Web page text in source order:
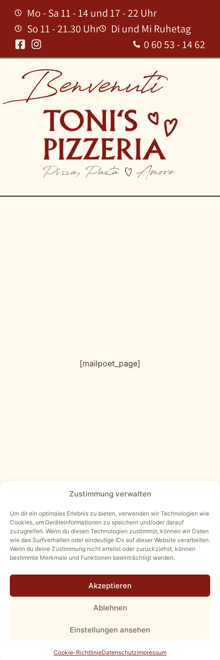
Zustimmung verwalten
Um dir ein optimales Erlebnis zu bieten, verwenden wir Technologien wie
Cookies, um Geräteinformationen zu speichern und/oder darauf
zuzugreifen. Wenn du diesen Technologien zustimmst, können wir Daten
wie das Surfverhalten oder eindeutige IDs auf dieser Website verarbeiten.
Wenn du deine Zustimmung nicht erteilst oder zurückziehst, können
bestimmte Merkmale und Funktionen beeinträchtigt werden.
Akzeptieren
Ablehnen
Einstellungen ansehen
Cookie-RichtlinieDatenschutzImpressum
So 11 - 21.30 Uhr
Di und Mi Ruhetag
0 60 53 - 14 62
Benvenuti
START IMPRESSUM
DATENSCHUTZ
COOKIE-RICHTLINIE (EU)
Bahnhofstraße 18
63607 Wächtersbach
ABHOL- UND LIEFERSERVICE